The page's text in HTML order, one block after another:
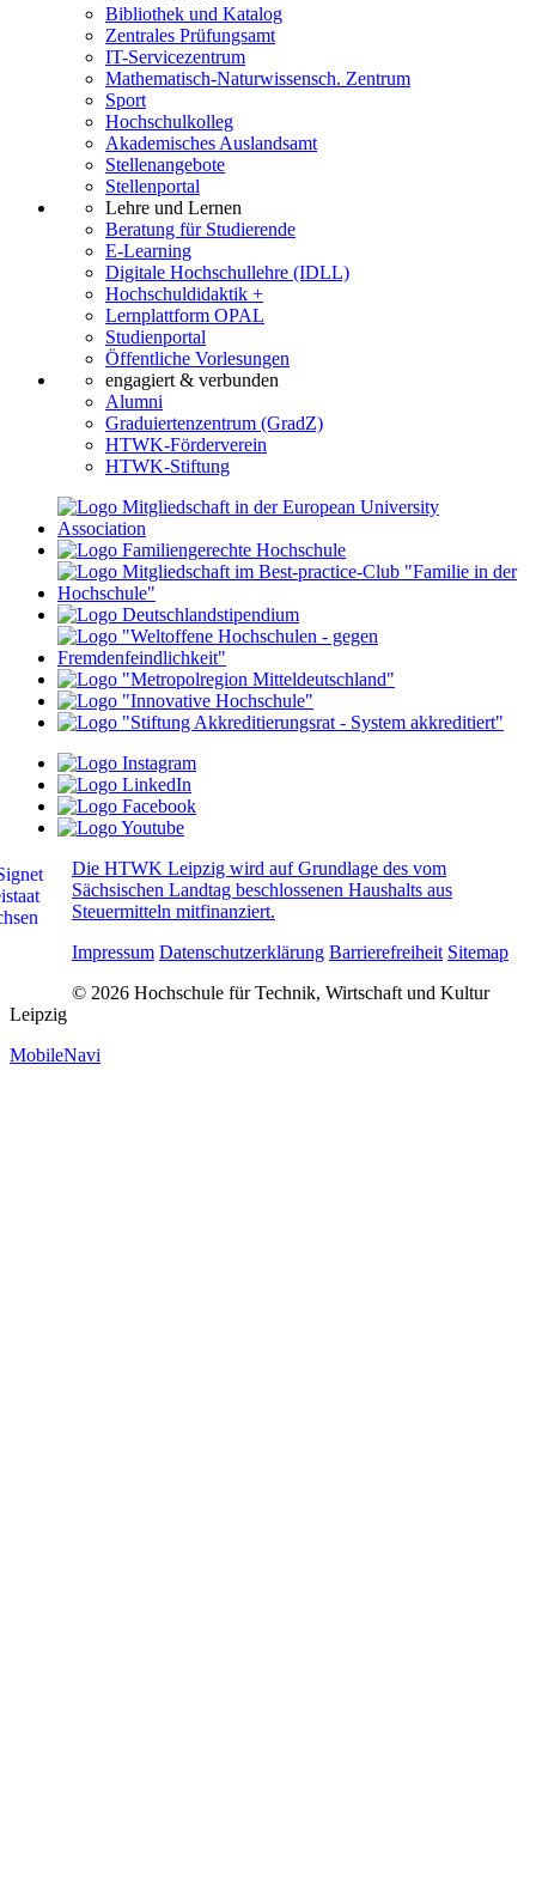
Bibliothek und Katalog
Zentrales Prüfungsamt
IT-Servicezentrum
Mathematisch-Naturwissensch. Zentrum
Sport
Hochschulkolleg
Akademisches Auslandsamt
Stellenangebote
Stellenportal
Lehre und Lernen
Beratung für Studierende
E-Learning
Digitale Hochschullehre (IDLL)
Hochschuldidaktik +
Lernplattform OPAL
Studienportal
Öffentliche Vorlesungen
engagiert & verbunden
Alumni
Graduiertenzentrum (GradZ)
HTWK-Förderverein
HTWK-Stiftung
Die HTWK Leipzig wird auf Grundlage des vom
Sächsischen Landtag beschlossenen Haushalts aus
Steuermitteln mitfinanziert.
Impressum Datenschutzerklärung Barrierefreiheit Sitemap
© 2026 Hochschule für Technik, Wirtschaft und Kultur
Leipzig
MobileNavi